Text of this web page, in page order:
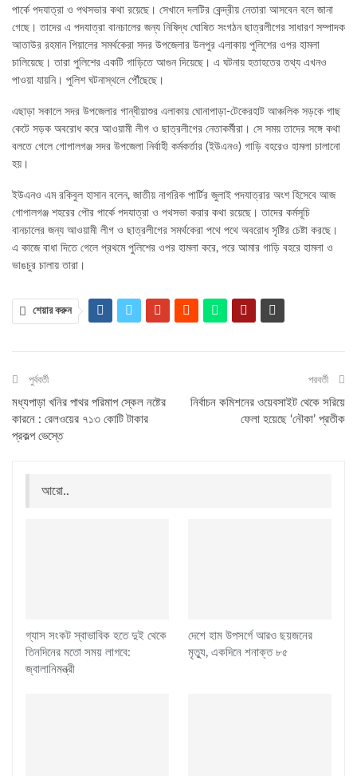
পার্কে পদযাত্রা ও পথসভার কথা রয়েছে। সেখানে দলটির কেন্দ্রীয় নেতারা আসবেন বলে জানা
গেছে। তাদের এ পদযাত্রা বানচালের জন্য নিষিদ্ধ ঘোষিত সংগঠন ছাত্রলীগের সাধারণ সম্পাদক
আতাউর রহমান পিয়ালের সমর্থকেরা সদর উপজেলার উলপুর এলাকায় পুলিশের ওপর হামলা
চালিয়েছে। তারা পুলিশের একটি গাড়িতে আগুন দিয়েছে। এ ঘটনায় হতাহতের তথ্য এখনও
পাওয়া যায়নি। পুলিশ ঘটনাস্থলে পৌঁছেছে।
এছাড়া সকালে সদর উপজেলার গান্ধীয়াশুর এলাকায় ঘোনাপাড়া-টেকেরহাট আঞ্চলিক সড়কে গাছ
কেটে সড়ক অবরোধ করে আওয়ামী লীগ ও ছাত্রলীগের নেতাকর্মীরা। সে সময় তাদের সঙ্গে কথা
বলতে গেলে গোপালগঞ্জ সদর উপজেলা নির্বাহী কর্মকর্তার (ইউএনও) গাড়ি বহরেও হামলা চালানো
হয়।
ইউএনও এম রকিবুল হাসান বলেন, জাতীয় নাগরিক পার্টির জুলাই পদযাত্রার অংশ হিসেবে আজ
গোপালগঞ্জ শহরের পৌর পার্কে পদযাত্রা ও পথসভা করার কথা রয়েছে। তাদের কর্মসূচি
বানচালের জন্য আওয়ামী লীগ ও ছাত্রলীগের সমর্থকেরা পথে পথে অবরোধ সৃষ্টির চেষ্টা করছে।
এ কাজে বাধা দিতে গেলে প্রথমে পুলিশের ওপর হামলা করে, পরে আমার গাড়ি বহরে হামলা ও
ভাঙচুর চালায় তারা।
শেয়ার করুন
পুর্ববর্তী
মধ্যপাড়া খনির পাথর পরিমাপ স্কেল নষ্টের
কারনে : রেলওয়ের ৭১৩ কোটি টাকার
প্রকল্প ভেস্তে
পরবর্তী
নির্বাচন কমিশনের ওয়েবসাইট থেকে সরিয়ে
ফেলা হয়েছে ‘নৌকা’ প্রতীক
আরো..
গ্যাস সংকট স্বাভাবিক হতে দুই থেকে
তিনদিনের মতো সময় লাগবে:
জ্বালানিমন্ত্রী
দেশে হাম উপসর্গে আরও ছয়জনের
মৃত্যু, একদিনে শনাক্ত ৮৫